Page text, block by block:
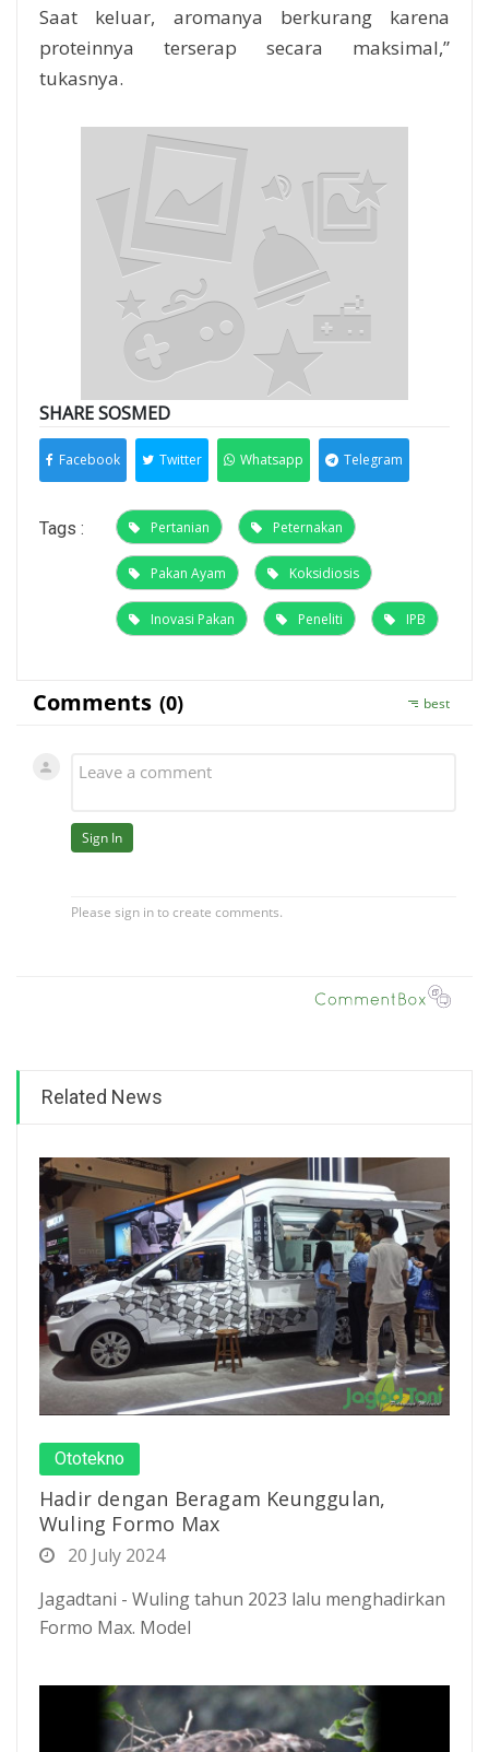
Saat keluar, aromanya berkurang karena
proteinnya terserap secara maksimal,”
tukasnya.
SHARE SOSMED
Facebook Twitter Whatsapp Telegram
Tags : Pertanian Peternakan
Pakan Ayam Koksidiosis
Inovasi Pakan Peneliti IPB
Related News
Ototekno
Hadir dengan Beragam Keunggulan,
Wuling Formo Max
20 July 2024
Jagadtani - Wuling tahun 2023 lalu menghadirkan
Formo Max. Model